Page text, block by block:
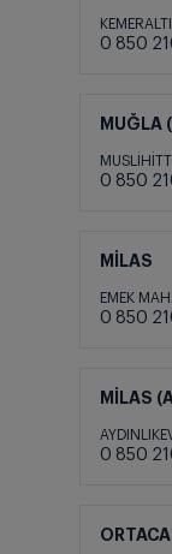
0 850
MUĞLA
0 850
MİLAS
EMEK
0 850
MİLAS
0 850
ORTACA